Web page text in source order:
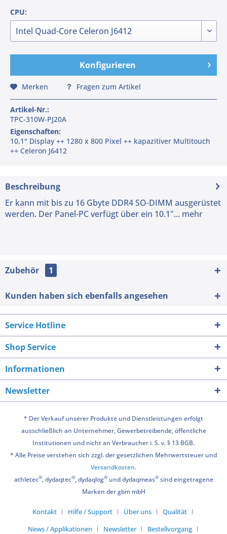
CPU:
Konfigurieren
Merken Fragen zum Artikel
Artikel-Nr.:
TPC-310W-PJ20A
Eigenschaften:
10,1" Display ++ 1280 x 800 Pixel ++ kapazitiver Multitouch
++ Celeron J6412
Beschreibung
Er kann mit bis zu 16 Gbyte DDR4 SO-DIMM ausgerüstet
werden. Der Panel-PC verfügt über ein 10.1"... mehr
Zubehör 1
Kunden haben sich ebenfalls angesehen
Service Hotline
Shop Service
Informationen
Newsletter
* Der Verkauf unserer Produkte und Dienstleistungen erfolgt
ausschließlich an Unternehmer, Gewerbetreibende, öffentliche
Institutionen und nicht an Verbraucher i. S. v. § 13 BGB.
* Alle Preise verstehen sich zzgl. der gesetzlichen Mehrwertsteuer und
Versandkosten.
athletec®, dydaqtec®, dydaqlog®und dydaqmeas®sind eingetragene
Marken der gbm mbH
Kontakt Hilfe / Support Über uns
Qualität
News / Applikationen
Newsletter Bestellvorgang